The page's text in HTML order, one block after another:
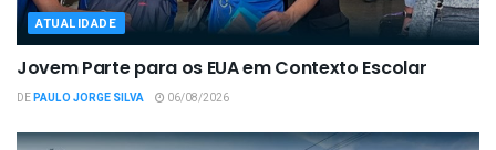
ATUALIDADE
Jovem Parte para os EUA em Contexto Escolar
DEPAULO JORGE SILVA 06/08/2026